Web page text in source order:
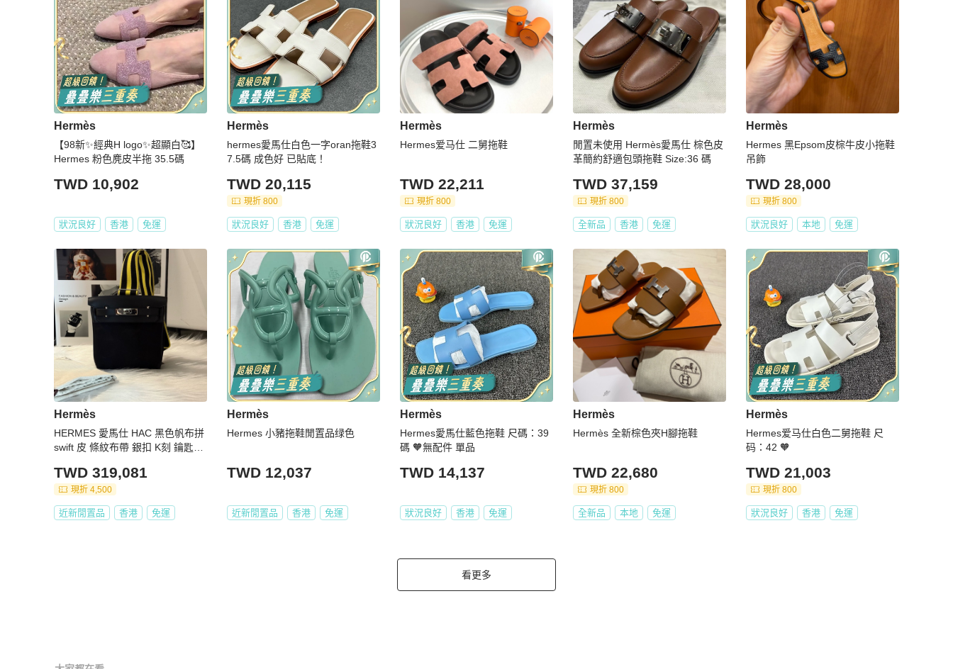
Hermès
【98新✨經典H logo✨超顯白🥰】
Hermes 粉色麂皮半拖 35.5碼
TWD 10,902
狀況良好 香港 免運
Hermès
hermes愛馬仕白色一字oran拖鞋3
7.5碼 成色好 已貼底！
TWD 20,115
現折 800
狀況良好 香港 免運
Hermès
Hermes爱马仕 二舅拖鞋
TWD 22,211
現折 800
狀況良好 香港 免運
Hermès
閒置未使用 Hermès愛馬仕 棕色皮
革簡約舒適包頭拖鞋 Size:36 碼
TWD 37,159
現折 800
全新品 香港 免運
Hermès
Hermes 黑Epsom皮棕牛皮小拖鞋
吊飾
TWD 28,000
現折 800
狀況良好 本地 免運
Hermès
HERMES 愛馬仕 HAC 黑色帆布拼
swift 皮 條紋布帶 銀扣 K刻 鑰匙鎖
TWD 319,081
現折 4,500
近新閒置品 香港 免運
Hermès
Hermes 小豬拖鞋閒置品绿色
TWD 12,037
近新閒置品 香港 免運
Hermès
Hermes愛馬仕藍色拖鞋 尺碼：39
碼 🧡無配件 單品
TWD 14,137
狀況良好 香港 免運
Hermès
Hermès 全新棕色夾H腳拖鞋
TWD 22,680
現折 800
全新品 本地 免運
Hermès
Hermes爱马仕白色二舅拖鞋 尺
码：42 🧡
TWD 21,003
現折 800
狀況良好 香港 免運
看更多